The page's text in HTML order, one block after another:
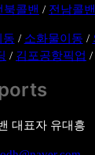
북콜밴 / 전남콜밴
동 / 소화물이동 /
/ 김포공항픽업 /
대표자 유대흥